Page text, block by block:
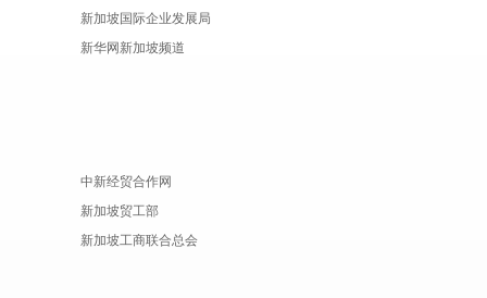
新加坡国际企业发展局
新华网新加坡频道
中新经贸合作网
新加坡贸工部
新加坡工商联合总会